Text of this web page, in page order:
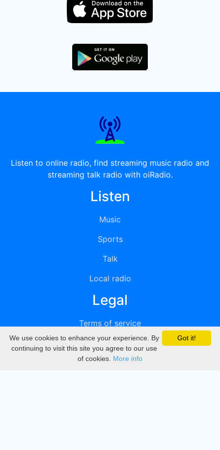
Listen to online radio, find streaming music radio and
streaming talk radio with oiRadio.
Listen
Music
Sports
Talk
Local radio
Legal
Terms of service
Privacy
DMCA
Got it!
We use cookies to enhance your experience. By
continuing to visit this site you agree to our use
of cookies. More info